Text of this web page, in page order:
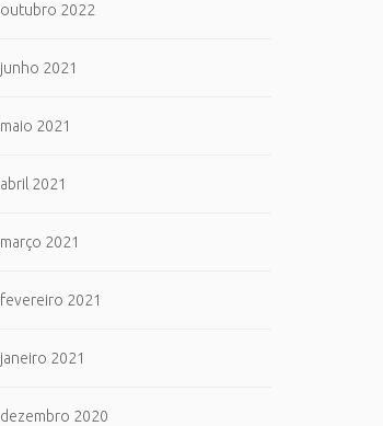
outubro 2022
junho 2021
maio 2021
abril 2021
março 2021
fevereiro 2021
janeiro 2021
dezembro 2020